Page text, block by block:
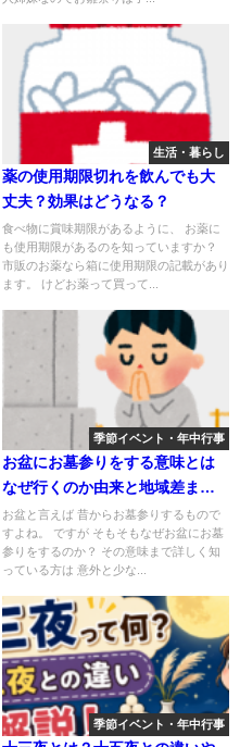
生活・暮らし
薬の使用期限切れを飲んでも大
丈夫？効果はどうなる？
食べ物に賞味期限があるように、 お薬に
も使用期限があるのを知っていますか？
市販のお薬なら箱に使用期限の記載があり
ます。 けどお薬って買って...
季節イベント・年中行事
お盆にお墓参りをする意味とは
なぜ行くのか由来と地域差まで
やさしく解説
お盆と言えば 昔からお墓参りするもので
すよね。 ですが そもそもなぜお盆にお墓
参りをするのか？ その意味まで詳しく知
っている方は 意外と少な...
季節イベント・年中行事